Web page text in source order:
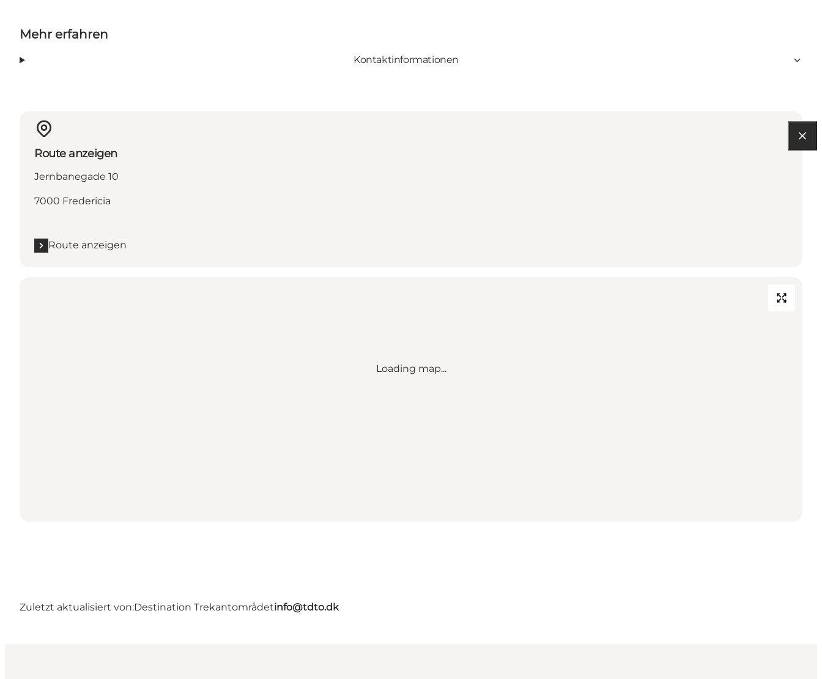
Mehr erfahren
Kontaktinformationen
Route anzeigen
Jernbanegade 10
7000 Fredericia
Route anzeigen
Loading map...
Zuletzt aktualisiert von:Destination Trekantområdetinfo@tdto.dk